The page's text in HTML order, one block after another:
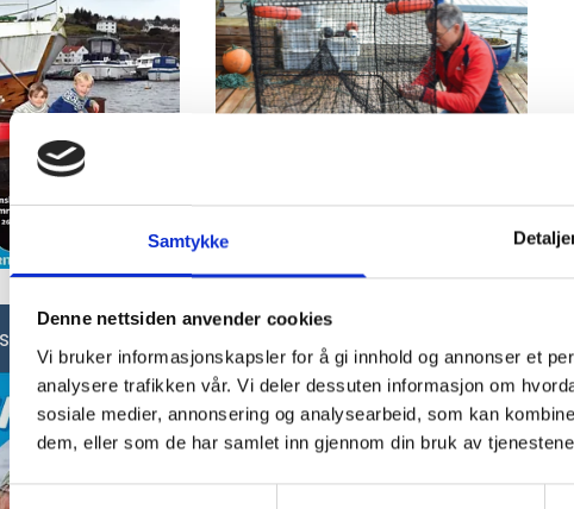
Samtykke
Denne nettsiden anvender cookies
Vi bruker informasjonskapsler for å gi innhold og annonser et
analysere trafikken vår. Vi deler dessuten informasjon om
sosiale medier, annonsering og analysearbeid, som kan
dem, eller som de har samlet inn gjennom din bruk av
Samtykkevalg
23-2